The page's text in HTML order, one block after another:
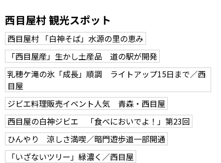
西目屋村 観光スポット
西目屋村 「白神そば」水源の里の恵み
「西目屋産」生かし土産品 道の駅が開発
乳穂ケ滝の氷「成長」順調 ライトアップ15日まで／西
目屋
ジビエ料理販売イベント人気 青森・西目屋
西目屋の白神ジビエ 「食べにおいでよ！」第23回
ひんやり 涼しさ満喫／暗門遊歩道一部開通
「いざないツリー」緑濃く／西目屋